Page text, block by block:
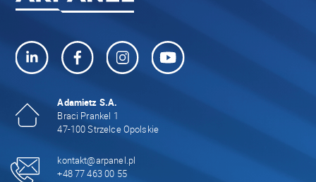
Adamietz S.A.
Braci Prankel 1
47-100 Strzelce Opolskie
kontakt@arpanel.pl
+48 77 463 00 55